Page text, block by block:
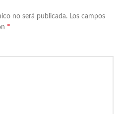
no será publicada. Los campos
*